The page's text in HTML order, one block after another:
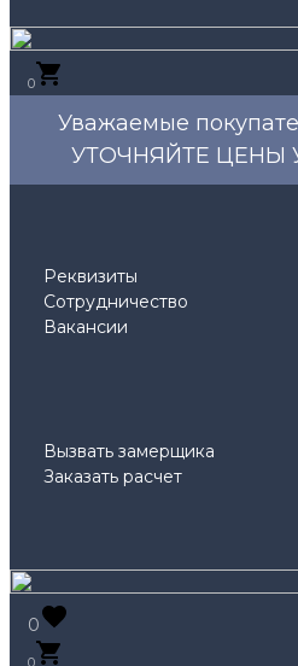
0
Уважаемые
УТОЧНЯЙТЕ ЦЕНЫ
Реквизиты
Сотрудничество
Вакансии
Вызвать замерщика
Заказать расчет
0